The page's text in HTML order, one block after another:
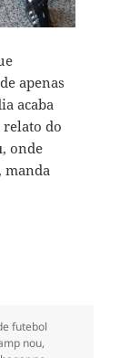
apenas
acaba
relato do
, onde
manda
Barcelona
futebol
nou,